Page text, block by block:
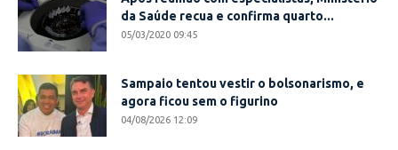
da Saúde recua e confirma quarto...
05/03/2020 09:45
Sampaio tentou vestir o bolsonarismo, e
agora ficou sem o figurino
04/08/2026 12:09